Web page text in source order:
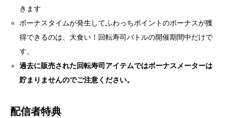
きます
ボーナスタイムが発生してふわっちポイントのボーナスが獲
得できるのは、大食い！回転寿司バトルの開催期間中だけで
す。
過去に販売された回転寿司アイテムではボーナスメーターは
貯まりませんのでご注意ください。
配信者特典